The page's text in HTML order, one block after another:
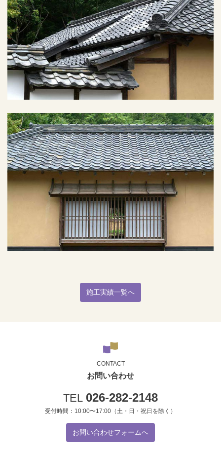
施工実績一覧へ
CONTACT
お問い合わせ
TEL 026-282-2148
受付時間：10:00〜17:00（土・日・祝日を除く）
お問い合わせフォームへ